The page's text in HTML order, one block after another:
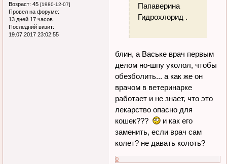
Возраст: 45 [1980-12-07]
Провел на форуме:
13 дней 17 часов
Последний визит:
19.07.2017 23:02:55
Папаверина
Гидрохлорид .
блин, а Ваське врач первым
делом но-шпу уколол, чтобы
обезболить... а как же он
врачом в ветеринарке
работает и не знает, что это
лекарство опасно для
кошек???
и как его
заменить, если врач сам
колет? не давать колоть?
0